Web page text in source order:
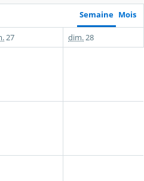
Semaine Mois
27 dim. 28